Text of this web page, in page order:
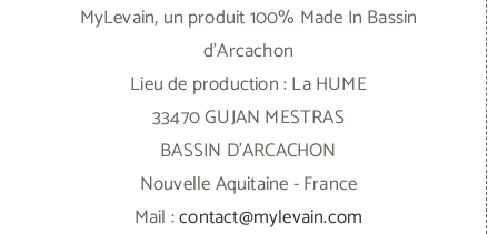
MyLevain, un produit 100% Made In Bassin
d'Arcachon
Lieu de production : La HUME
33470 GUJAN MESTRAS
BASSIN D'ARCACHON
Nouvelle Aquitaine - France
Mail :contact@mylevain.com